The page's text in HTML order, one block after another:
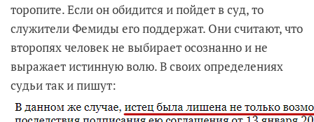
торопите. Если он обидится и пойдет в суд, то
служители Фемиды его поддержат. Они считают, что
второпях человек не выбирает осознанно и не
выражает истинную волю. В своих определениях
судьи так и пишут: